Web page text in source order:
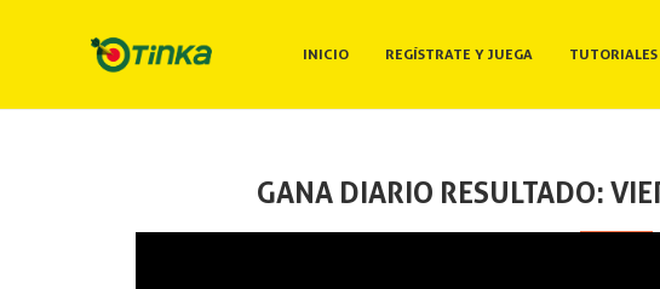
INICIO REGÍSTRATE Y JUEGA TUTORIALES
GANA DIARIO RESULTADO: